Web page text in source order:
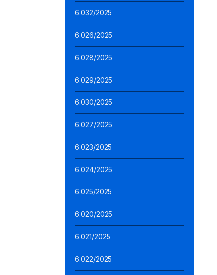
6.032/2025
6.026/2025
6.028/2025
6.029/2025
6.030/2025
6.027/2025
6.023/2025
6.024/2025
6.025/2025
6.020/2025
6.021/2025
6.022/2025